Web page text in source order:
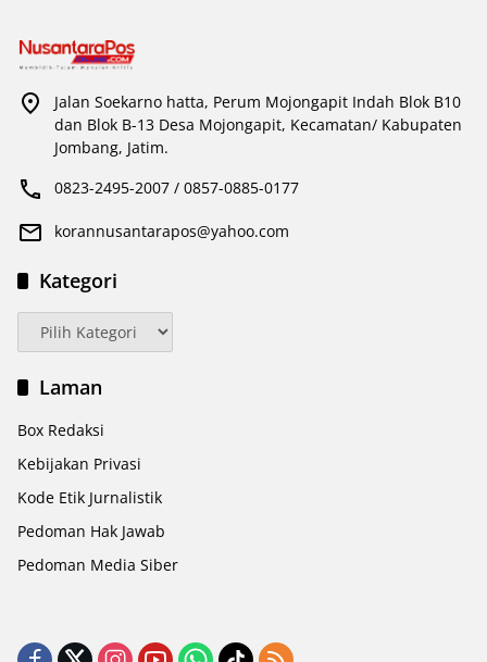
Jalan Soekarno hatta, Perum Mojongapit Indah Blok B10
dan Blok B-13 Desa Mojongapit, Kecamatan/ Kabupaten
Jombang, Jatim.
0823-2495-2007 / 0857-0885-0177
korannusantarapos@yahoo.com
Kategori
Kategori
Laman
Box Redaksi
Kebijakan Privasi
Kode Etik Jurnalistik
Pedoman Hak Jawab
Pedoman Media Siber